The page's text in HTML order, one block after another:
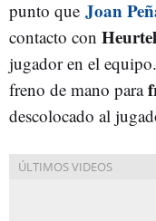
punto que Joan
contacto con Heurtel
jugador en el
freno de mano para
descolocado al